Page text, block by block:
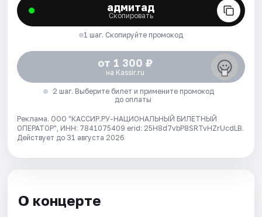
адмитад
Скопировать
1 шаг. Скопируйте промокод
от 1 300 ₽
на Kassir.ru
2 шаг. Выберите билет и примените промокод
до оплаты
Реклама. ООО "КАССИР.РУ-НАЦИОНАЛЬНЫЙ БИЛЕТНЫЙ
ОПЕРАТОР", ИНН: 7841075409 erid: 25H8d7vbP8SRTvHZrUcdLB.
Действует до 31 августа 2026
О концерте